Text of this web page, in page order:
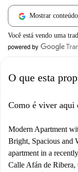
Mostrar
Você está vendo uma
O que esta
Como é viver aqui
Modern Apartment
Bright, Spacious and
apartment in a
Calle Afán de Ribera,